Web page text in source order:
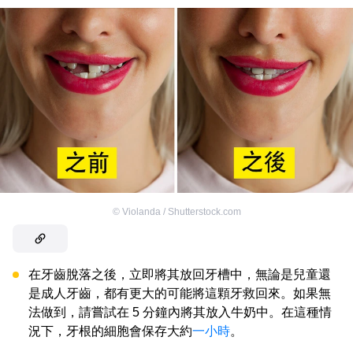
© Violanda / Shutterstock.com
在牙齒脫落之後，立即將其放回牙槽中，無論是兒童還
是成人牙齒，都有更大的可能將這顆牙救回來。如果無
法做到，請嘗試在 5 分鐘內將其放入牛奶中。在這種情
況下，牙根的細胞會保存大約一小時。